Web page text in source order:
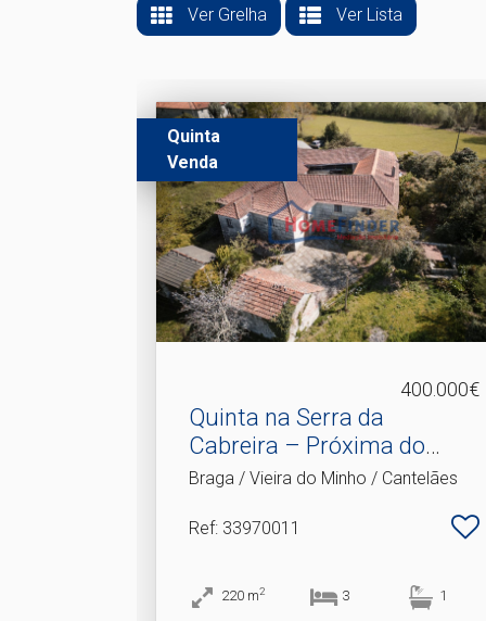
Ver Grelha Ver Lista
Quinta
Venda
400.000€
Quinta na Serra da
Cabreira – Próxima do
Gerê.​..
Braga / Vieira do Minho / Cantelães
Ref: 33970011
220 m2 3 1